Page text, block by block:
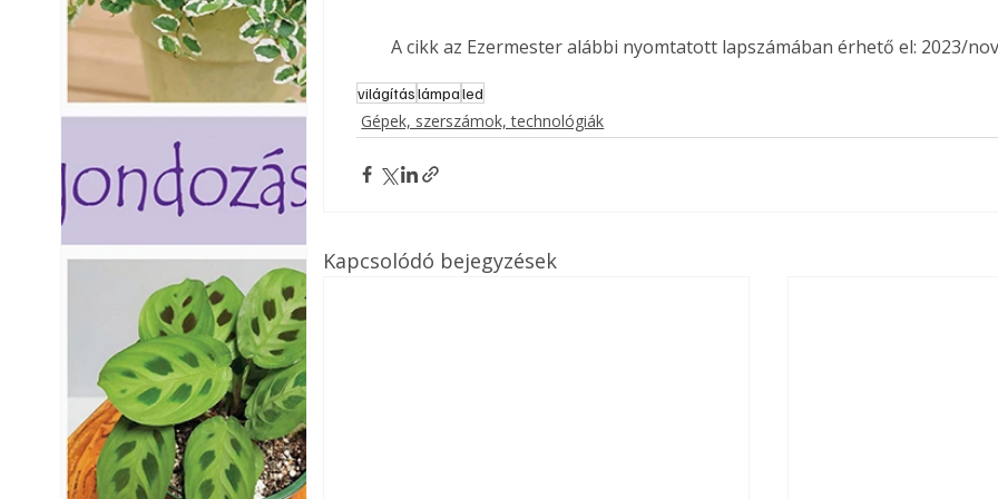
A cikk az Ezermester alábbi nyomtatott lapszámában érhető el: 2023/
világításlámpaled
Gépek, szerszámok, technológiák
Kapcsolódó bejegyzések